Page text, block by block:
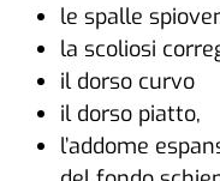
le spalle
la scoliosi
il dorso curvo
il dorso piatto,
l’addome